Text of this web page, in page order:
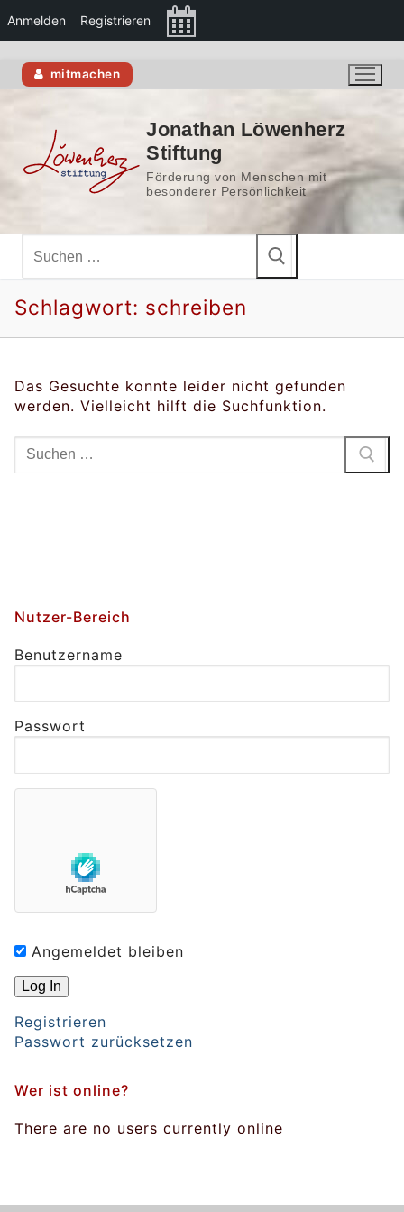
Anmelden Registrieren
Zum
Inhalt
mitmachen
Jonathan Löwenherz
Stiftung
Förderung von Menschen mit
besonderer Persönlichkeit
nach:
Schlagwort: schreiben
Das Gesuchte konnte leider nicht gefunden
werden. Vielleicht hilft die Suchfunktion.
Suchen
nach:
Nutzer-Bereich
Benutzername
Passwort
Angemeldet bleiben
Registrieren
Passwort zurücksetzen
Wer ist online?
There are no users currently online